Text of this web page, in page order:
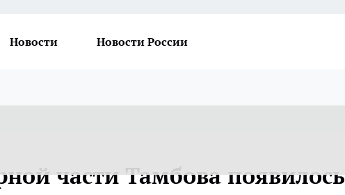
Новости Новости России
части Тамбова появилось